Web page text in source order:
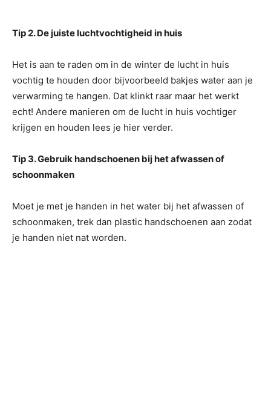
Tip 2. De juiste luchtvochtigheid in huis
Het is aan te raden om in de winter de lucht in huis
vochtig te houden door bijvoorbeeld bakjes water aan je
verwarming te hangen. Dat klinkt raar maar het werkt
echt! Andere manieren om de lucht in huis vochtiger
krijgen en houden lees je hier verder.
Tip 3. Gebruik handschoenen bij het afwassen of
schoonmaken
Moet je met je handen in het water bij het afwassen of
schoonmaken, trek dan plastic handschoenen aan zodat
je handen niet nat worden.